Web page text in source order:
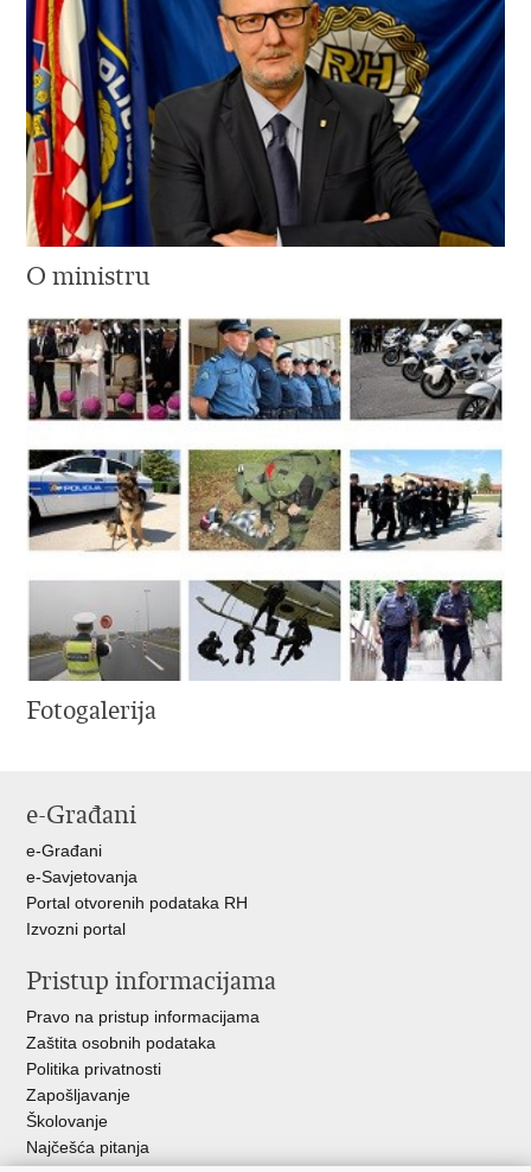
O ministru
Fotogalerija
e-Građani
e-Građani
e-Savjetovanja
Portal otvorenih podataka RH
Izvozni portal
Pristup informacijama
Pravo na pristup informacijama
Zaštita osobnih podataka
Politika privatnosti
Zapošljavanje
Školovanje
Najčešća pitanja